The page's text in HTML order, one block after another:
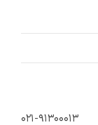
۰۲۱-۹۱۳۰۰۰۱۳